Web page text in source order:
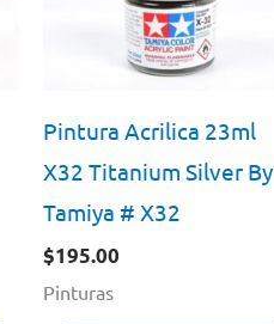
Pintura Acrilica 23ml
X32 Titanium Silver By
Tamiya # X32
$195.00
Pinturas